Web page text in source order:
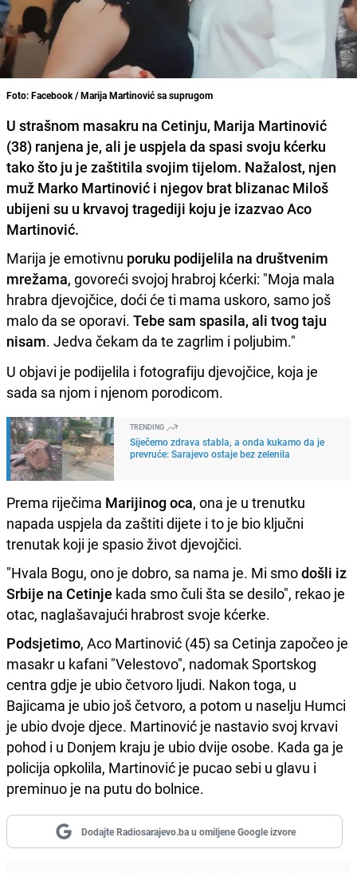
Foto: Facebook / Marija Martinović sa suprugom
U strašnom masakru na Cetinju, Marija Martinović
(38) ranjena je, ali je uspjela da spasi svoju kćerku
tako što ju je zaštitila svojim tijelom. Nažalost, njen
muž Marko Martinović i njegov brat blizanac Miloš
ubijeni su u krvavoj tragediji koju je izazvao Aco
Martinović.
Marija je emotivnu poruku podijelila na društvenim
mrežama, govoreći svojoj hrabroj kćerki: "Moja mala
hrabra djevojčice, doći će ti mama uskoro, samo još
malo da se oporavi. Tebe sam spasila, ali tvog taju
nisam. Jedva čekam da te zagrlim i poljubim."
U objavi je podijelila i fotografiju djevojčice, koja je
sada sa njom i njenom porodicom.
TRENDING
Siječemo zdrava stabla, a onda kukamo da je
prevruće: Sarajevo ostaje bez zelenila
Prema riječima Marijinog oca, ona je u trenutku
napada uspjela da zaštiti dijete i to je bio ključni
trenutak koji je spasio život djevojčici.
"Hvala Bogu, ono je dobro, sa nama je. Mi smodošli iz
Srbije na Cetinje kada smo čuli šta se desilo", rekao je
otac, naglašavajući hrabrost svoje kćerke.
Podsjetimo, Aco Martinović (45) sa Cetinja započeo je
masakr u kafani "Velestovo", nadomak Sportskog
centra gdje je ubio četvoro ljudi. Nakon toga, u
Bajicama je ubio još četvoro, a potom u naselju Humci
je ubio dvoje djece. Martinović je nastavio svoj krvavi
pohod i u Donjem kraju je ubio dvije osobe. Kada ga je
policija opkolila, Martinović je pucao sebi u glavu i
preminuo je na putu do bolnice.
Dodajte Radiosarajevo.ba u omiljene Google izvore